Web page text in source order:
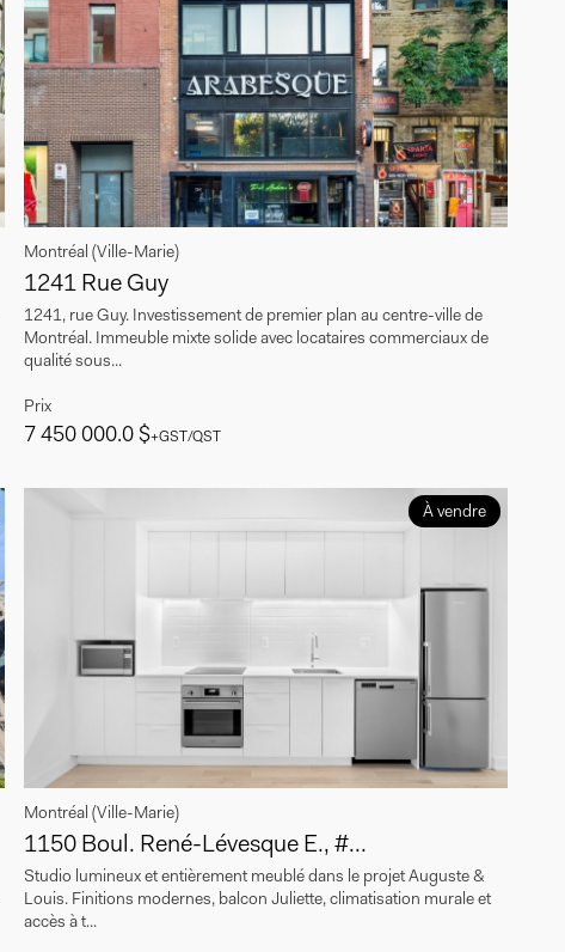
Montréal (Ville-Marie)
1241 Rue Guy
1241, rue Guy. Investissement de premier plan au centre-ville de
Montréal. Immeuble mixte solide avec locataires commerciaux de
qualité sous...
Prix
7 450 000.0 $+GST/QST
À vendre
Montréal (Ville-Marie)
1150 Boul. René-Lévesque E., #...
Studio lumineux et entièrement meublé dans le projet Auguste &
Louis. Finitions modernes, balcon Juliette, climatisation murale et
accès à t...